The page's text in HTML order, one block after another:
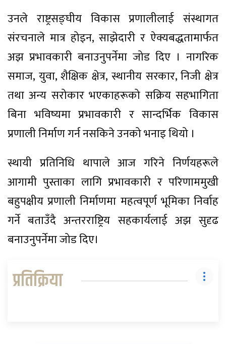
उनले राष्ट्रसङ्घीय विकास प्रणालीलाई संस्थागत
संरचनाले मात्र होइन, साझेदारी र ऐक्यबद्धतामार्फत
अझ प्रभावकारी बनाउनुपर्नेमा जोड दिए । नागरिक
समाज, युवा, शैक्षिक क्षेत्र, स्थानीय सरकार, निजी क्षेत्र
तथा अन्य सरोकार भएकाहरूको सक्रिय सहभागिता
बिना भविष्यमा प्रभावकारी र सान्दर्भिक विकास
प्रणाली निर्माण गर्न नसकिने उनको भनाइ थियो ।
स्थायी प्रतिनिधि थापाले आज गरिने निर्णयहरूले
आगामी पुस्ताका लागि प्रभावकारी र परिणाममुखी
बहुपक्षीय प्रणाली निर्माणमा महत्वपूर्ण भूमिका निर्वाह
गर्ने बताउँदै अन्तरराष्ट्रिय सहकार्यलाई अझ सुदृढ
बनाउनुपर्नेमा जोड दिए।
प्रतिक्रिया